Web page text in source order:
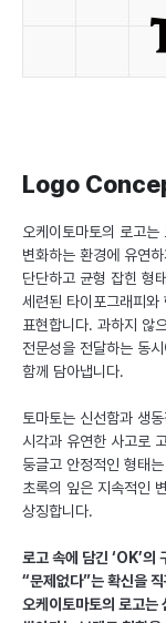
Logo
오케이토마토의 로고
변화하는 환경에 유연
단단하고 균형 잡힌 형
세련된 타이포그래피
표현합니다. 과하지 않
전문성을 전달하는 동
함께 담아냅니다.
토마토는 신선함과 생
시각과 유연한 사고로
둥글고 안정적인 형태
초록의 잎은 지속적인
상징합니다.
로고 속에 담긴 ‘OK’의
“문제없다”는 확신을
오케이토마토의 로고는